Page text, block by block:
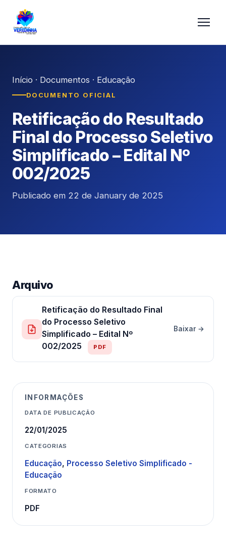
Início · Documentos · Educação
DOCUMENTO OFICIAL
Retificação do Resultado
Final do Processo Seletivo
Simplificado – Edital Nº
002/2025
Publicado em 22 de January de 2025
Arquivo
Retificação do Resultado Final
do Processo Seletivo
Simplificado – Edital Nº
002/2025
PDF
Baixar →
INFORMAÇÕES
DATA DE PUBLICAÇÃO
22/01/2025
CATEGORIAS
Educação, Processo Seletivo Simplificado -
Educação
FORMATO
PDF